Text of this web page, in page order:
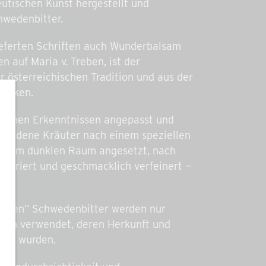
Kunst hergestellt und
Schriften auch Wunderbalsam
auf Maria v. Treben, ist der
österreichischen Tradition und aus der
Erkenntnissen angepasst und
Kräuter nach einem speziellen
dunklen Raum angesetzt, nach
filtriert und geschmacklich verfeinert —
Schwedenbitter werden nur
verwendet, deren Herkunft und
wurden.